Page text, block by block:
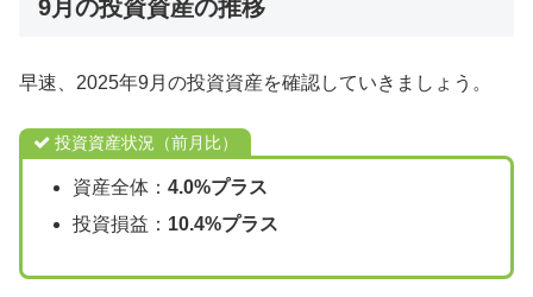
9月の投資資産の推移
早速、2025年9月の投資資産を確認していきましょう。
投資資産状況（前月比）
資産全体： 4.0%プラス
投資損益： 10.4%プラス